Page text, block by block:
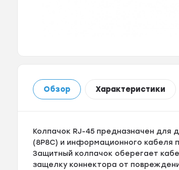
Обзор Характеристики
Колпачок RJ-45 предназначен для
(8P8C) и информационного кабеля
Защитный колпачок оберегает
защелку коннектора от